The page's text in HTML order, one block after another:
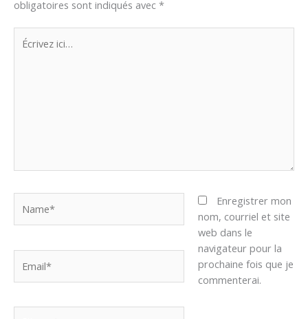
obligatoires sont indiqués avec *
Écrivez
ici…
Enregistrer mon
nom, courriel et site
web dans le
navigateur pour la
prochaine fois que je
commenterai.